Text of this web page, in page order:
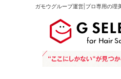
ガモウグループ運営|プロ専用の理